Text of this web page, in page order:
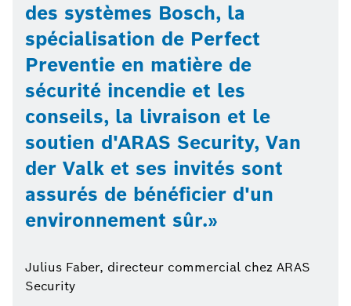
des systèmes Bosch, la
spécialisation de Perfect
Preventie en matière de
sécurité incendie et les
conseils, la livraison et le
soutien d'ARAS Security, Van
der Valk et ses invités sont
assurés de bénéficier d'un
environnement sûr.
Julius Faber, directeur commercial chez ARAS
Security